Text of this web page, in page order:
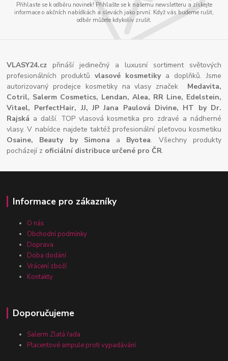
Přihlaste se k odběru novinek! Přihlašte se k našemu newsletteru a získejte
informace o akčních nabídkách a slevách jako první. Když vás budeme rušit,
odběr můžete kdykoliv zrušit.
VLASY24.cz přináší jedinečný a luxusní sortiment světových
profesionálních produktůvlasové kosmetikya doplňků. Jsme
autorizovaný prodejce kosmetiky na vlasy značek Medavita,
Cotril, Salerm Cosmetics, Lendan, Alea, RR Line, Edelstein,
Vitael, PerfectHair, JJ, JP Jana Paulová Divine, HT by Dr.
Rajská a další. TOP vlasová kosmetika pro zdravé a nádherné
vlasy. V nabídce najdete taktéž profesionální pleťovou kosmetiku
Osaine, Beauty by Simona a Byotea. Všechny produkty
pocházejí z oficiální distribuce určené pro ČR.
Informace pro zákazníky
O nás
Obchodní podmínky
Doprava
Doba dodání
Vrácení zboží
Kontakty
Doporučujeme
Salerm Zlatá řada
Placentové ampule proti vypadávání